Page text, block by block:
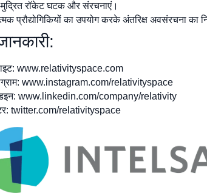
रॉकेट घटक और संरचनाएं।
प्रौद्योगिकियों का उपयोग करके अंतरिक्ष अवसंरचना का
www.relativityspace.com
www.instagram.com/relativityspace
www.linkedin.com/company/relativity
twitter.com/relativityspace